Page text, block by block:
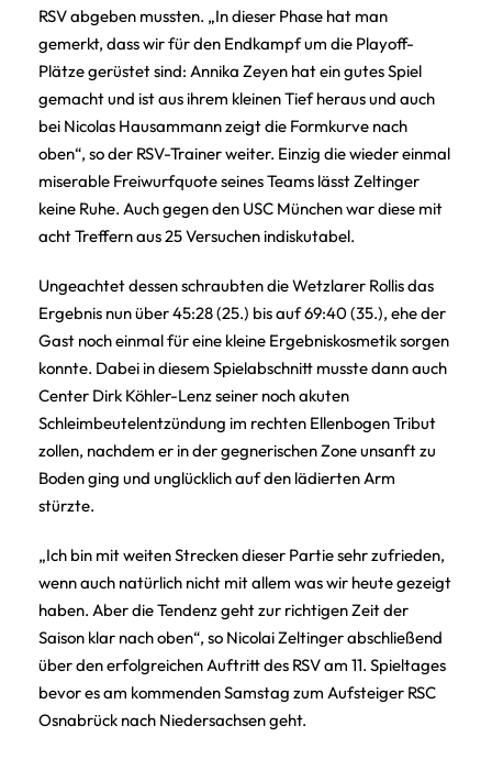
RSV abgeben mussten. „In dieser Phase hat man
gemerkt, dass wir für den Endkampf um die Playoff-
Plätze gerüstet sind: Annika Zeyen hat ein gutes Spiel
gemacht und ist aus ihrem kleinen Tief heraus und auch
bei Nicolas Hausammann zeigt die Formkurve nach
oben“, so der RSV-Trainer weiter. Einzig die wieder einmal
miserable Freiwurfquote seines Teams lässt Zeltinger
keine Ruhe. Auch gegen den USC München war diese mit
acht Treffern aus 25 Versuchen indiskutabel.
Ungeachtet dessen schraubten die Wetzlarer Rollis das
Ergebnis nun über 45:28 (25.) bis auf 69:40 (35.), ehe der
Gast noch einmal für eine kleine Ergebniskosmetik sorgen
konnte. Dabei in diesem Spielabschnitt musste dann auch
Center Dirk Köhler-Lenz seiner noch akuten
Schleimbeutelentzündung im rechten Ellenbogen Tribut
zollen, nachdem er in der gegnerischen Zone unsanft zu
Boden ging und unglücklich auf den lädierten Arm
stürzte.
„Ich bin mit weiten Strecken dieser Partie sehr zufrieden,
wenn auch natürlich nicht mit allem was wir heute gezeigt
haben. Aber die Tendenz geht zur richtigen Zeit der
Saison klar nach oben“, so Nicolai Zeltinger abschließend
über den erfolgreichen Auftritt des RSV am 11. Spieltages
bevor es am kommenden Samstag zum Aufsteiger RSC
Osnabrück nach Niedersachsen geht.